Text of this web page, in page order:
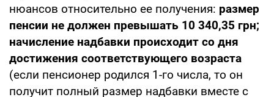
нюансов относительно ее получения: размер
пенсии не должен превышать 10 340,35 грн;
начисление надбавки происходит со дня
достижения соответствующего возраста
(если пенсионер родился 1-го числа, то он
получит полный размер надбавки вместе с